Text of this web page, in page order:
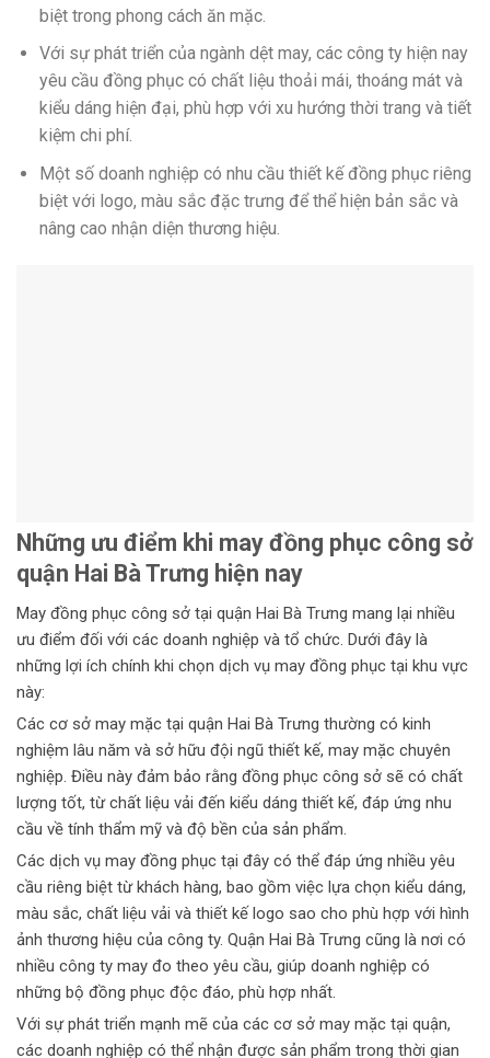
biệt trong phong cách ăn mặc.
Với sự phát triển của ngành dệt may, các công ty hiện nay
yêu cầu đồng phục có chất liệu thoải mái, thoáng mát và
kiểu dáng hiện đại, phù hợp với xu hướng thời trang và tiết
kiệm chi phí.
Một số doanh nghiệp có nhu cầu thiết kế đồng phục riêng
biệt với logo, màu sắc đặc trưng để thể hiện bản sắc và
nâng cao nhận diện thương hiệu.
Những ưu điểm khi may đồng phục công sở
quận Hai Bà Trưng hiện nay
May đồng phục công sở tại quận Hai Bà Trưng mang lại nhiều
ưu điểm đối với các doanh nghiệp và tổ chức. Dưới đây là
những lợi ích chính khi chọn dịch vụ may đồng phục tại khu vực
này:
Các cơ sở may mặc tại quận Hai Bà Trưng thường có kinh
nghiệm lâu năm và sở hữu đội ngũ thiết kế, may mặc chuyên
nghiệp. Điều này đảm bảo rằng đồng phục công sở sẽ có chất
lượng tốt, từ chất liệu vải đến kiểu dáng thiết kế, đáp ứng nhu
cầu về tính thẩm mỹ và độ bền của sản phẩm.
Các dịch vụ may đồng phục tại đây có thể đáp ứng nhiều yêu
cầu riêng biệt từ khách hàng, bao gồm việc lựa chọn kiểu dáng,
màu sắc, chất liệu vải và thiết kế logo sao cho phù hợp với hình
ảnh thương hiệu của công ty. Quận Hai Bà Trưng cũng là nơi có
nhiều công ty may đo theo yêu cầu, giúp doanh nghiệp có
những bộ đồng phục độc đáo, phù hợp nhất.
Với sự phát triển mạnh mẽ của các cơ sở may mặc tại quận,
các doanh nghiệp có thể nhận được sản phẩm trong thời gian